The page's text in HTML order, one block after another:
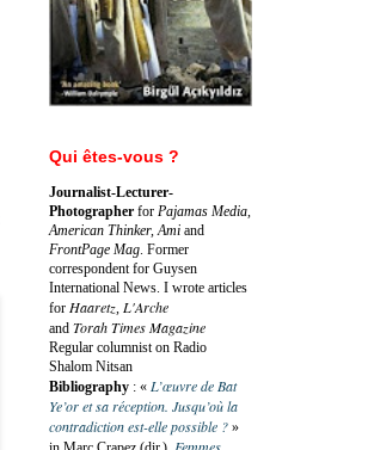
Qui êtes-vous ?
Journalist-Lecturer-
Photographer for Pajamas Media,
American Thinker, Ami and
FrontPage Mag. Former
correspondent for Guysen
International News. I wrote articles
for Haaretz, L'Arche
and Torah Times Magazine
Regular columnist on Radio
Shalom Nitsan
Bibliography : « L’œuvre de Bat
Ye’or et sa réception. Jusqu’où la
contradiction est-elle possible ? »